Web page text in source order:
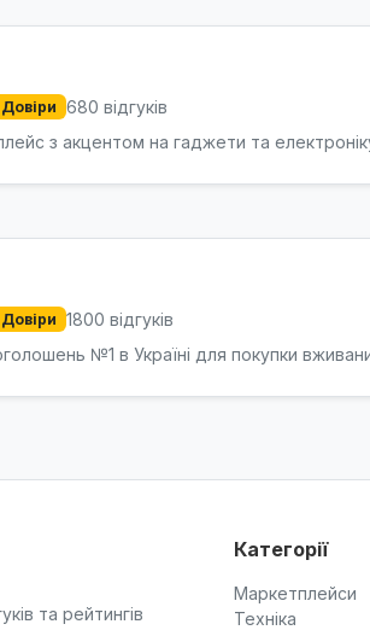
680 відгуків
з акцентом на гаджети та
1800 відгуків
№1 в Україні для покупки
та рейтингів
Категорії
Маркетплейси
Техніка